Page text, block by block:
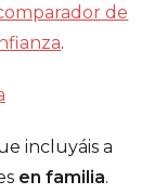
de
.
incluyáis a
en familia.